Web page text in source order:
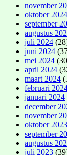
november
oktober 2024
september
augustus
juli 2024
juni 2024
mei 2024
april 2024
maart 2024
februari
januari 2024
december
november
oktober 2023
september
augustus
juli 2023